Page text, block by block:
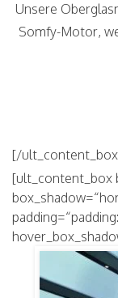
Unsere
Somfy-Motor,
[/
[ult_content_box